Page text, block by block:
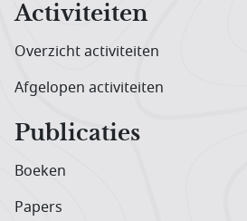
Activiteiten
Overzicht activiteiten
Afgelopen activiteiten
Publicaties
Boeken
Papers